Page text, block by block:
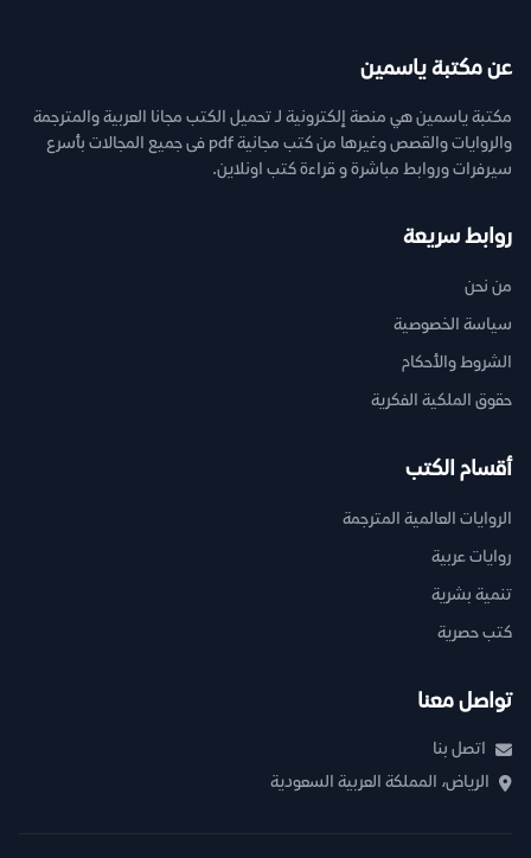
عن مكتبة ياسمين
مكتبة ياسمين هي منصة إلكترونية لـ تحميل الكتب مجانا العربية والمترجمة
والروايات والقصص وغيرها من كتب مجانية pdf فى جميع المجالات بأسرع
سيرفرات وروابط مباشرة و قراءة كتب اونلاين.
روابط سريعة
من نحن
سياسة الخصوصية
الشروط والأحكام
حقوق الملكية الفكرية
أقسام الكتب
الروايات العالمية المترجمة
روايات عربية
تنمية بشرية
كتب حصرية
تواصل معنا
اتصل بنا
الرياض، المملكة العربية السعودية